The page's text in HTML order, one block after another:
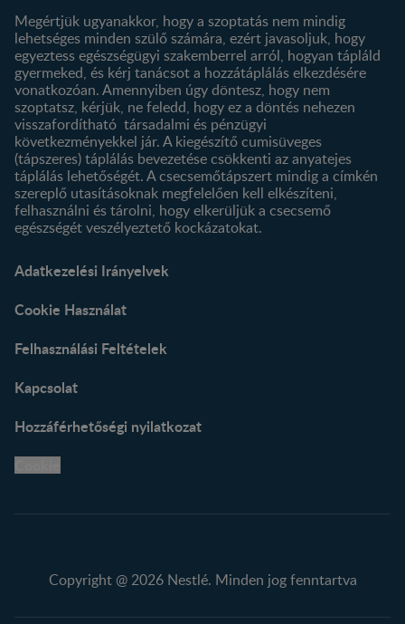
Megértjük ugyanakkor, hogy a szoptatás nem mindig
lehetséges minden szülő számára, ezért javasoljuk, hogy
egyeztess egészségügyi szakemberrel arról, hogyan tápláld
gyermeked, és kérj tanácsot a hozzátáplálás elkezdésére
vonatkozóan. Amennyiben úgy döntesz, hogy nem
szoptatsz, kérjük, ne feledd, hogy ez a döntés nehezen
visszafordítható társadalmi és pénzügyi
következményekkel jár. A kiegészítő cumisüveges
(tápszeres) táplálás bevezetése csökkenti az anyatejes
táplálás lehetőségét. A csecsemőtápszert mindig a címkén
szereplő utasításoknak megfelelően kell elkészíteni,
felhasználni és tárolni, hogy elkerüljük a csecsemő
egészségét veszélyeztető kockázatokat.
Adatkezelési Irányelvek
Cookie Használat
Felhasználási Feltételek
Kapcsolat
Hozzáférhetőségi nyilatkozat
Copyright @ 2026 Nestlé. Minden jog fenntartva